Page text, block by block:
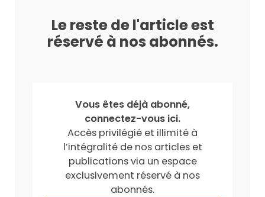
Le reste de l'article est
réservé à nos abonnés.
Vous êtes déjà abonné,
connectez-vous ici.
Accès privilégié et illimité à
l’intégralité de nos articles et
publications via un espace
exclusivement réservé à nos
abonnés.